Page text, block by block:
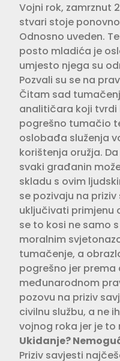
Vojni rok, zamrznut
stvari stoje
Odnosno uveden.
posto mladića je
umjesto njega su
Pozvali su se na
Čitam sad
analitičara koji tvrdi
pogrešno tumačio
oslobađa služenja
korištenja oružja.
svaki građanin
skladu s ovim
se pozivaju na
uključivati primjenu
se to kosi ne samo
moralnim
tumačenje, a
pogrešno jer prema
međunarodnom
pozovu na priziv
civilnu službu, a ne
vojnog roka jer je
Ukidanje?
Priziv savjesti